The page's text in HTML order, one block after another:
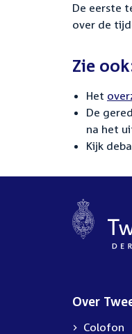
De eerste
over de
Zie
Het
De
na het
Kijk
Over
Colofon